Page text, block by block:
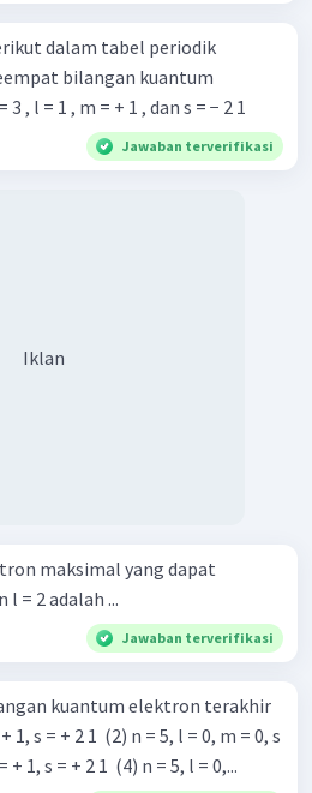
dalam tabel periodik
bilangan kuantum
terakhirnya! n = 3 , l = 1 , m = + 1 , dan s = − 2 1
Jawaban terverifikasi
Iklan
maksimal yang dapat
= 2 adalah ...
Jawaban terverifikasi
kuantum elektron terakhir
= + 2 1 ​ (3) n = 5, l = 1, m = + 1, s = + 2 1 ​ (4) n = 5, l = 0,...